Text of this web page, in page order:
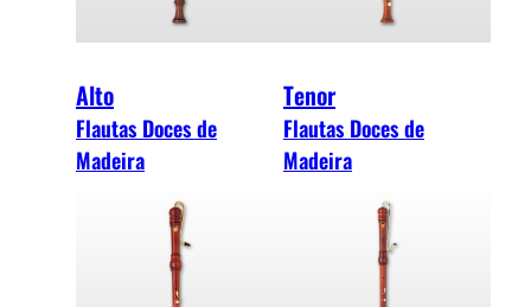
Alto
Flautas Doces de
Madeira
Tenor
Flautas Doces de
Madeira